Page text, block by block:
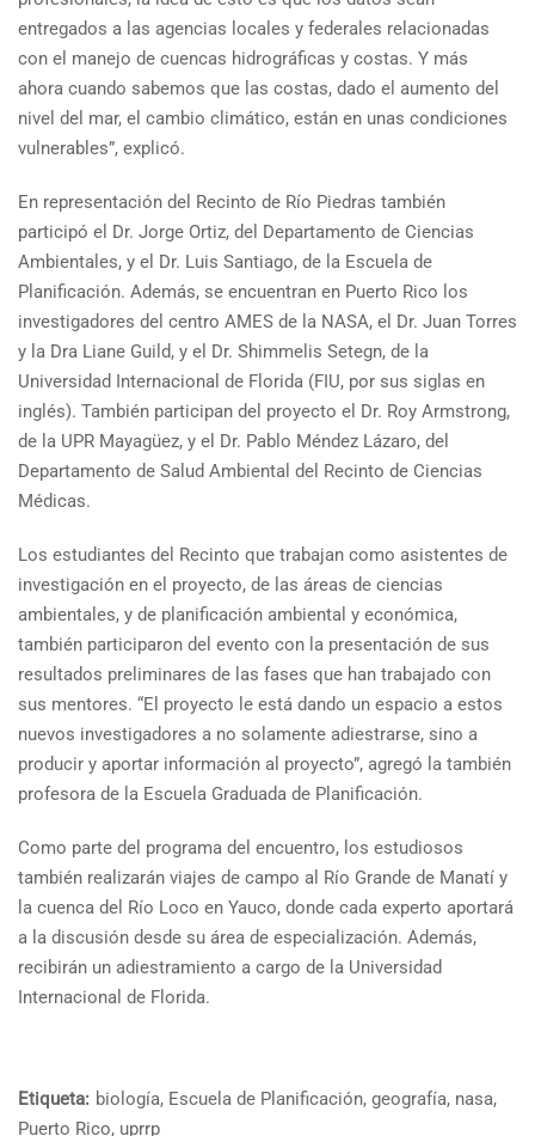
entregados a las agencias locales y federales relacionadas
con el manejo de cuencas hidrográficas y costas. Y más
ahora cuando sabemos que las costas, dado el aumento del
nivel del mar, el cambio climático, están en unas condiciones
vulnerables”, explicó.
En representación del Recinto de Río Piedras también
participó el Dr. Jorge Ortiz, del Departamento de Ciencias
Ambientales, y el Dr. Luis Santiago, de la Escuela de
Planificación. Además, se encuentran en Puerto Rico los
investigadores del centro AMES de la NASA, el Dr. Juan Torres
y la Dra Liane Guild, y el Dr. Shimmelis Setegn, de la
Universidad Internacional de Florida (FIU, por sus siglas en
inglés). También participan del proyecto el Dr. Roy Armstrong,
de la UPR Mayagüez, y el Dr. Pablo Méndez Lázaro, del
Departamento de Salud Ambiental del Recinto de Ciencias
Médicas.
Los estudiantes del Recinto que trabajan como asistentes de
investigación en el proyecto, de las áreas de ciencias
ambientales, y de planificación ambiental y económica,
también participaron del evento con la presentación de sus
resultados preliminares de las fases que han trabajado con
sus mentores. “El proyecto le está dando un espacio a estos
nuevos investigadores a no solamente adiestrarse, sino a
producir y aportar información al proyecto”, agregó la también
profesora de la Escuela Graduada de Planificación.
Como parte del programa del encuentro, los estudiosos
también realizarán viajes de campo al Río Grande de Manatí y
la cuenca del Río Loco en Yauco, donde cada experto aportará
a la discusión desde su área de especialización. Además,
recibirán un adiestramiento a cargo de la Universidad
Internacional de Florida.
Etiqueta: biología, Escuela de Planificación, geografía, nasa,
Puerto Rico, uprrp